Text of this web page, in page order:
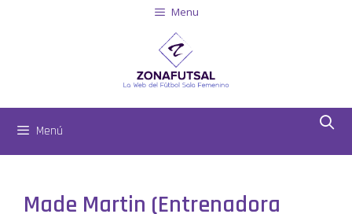
Menu
Menú
Made Martin (Entrenadora